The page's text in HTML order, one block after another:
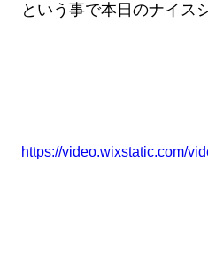
という事で本日のナイス
https://video.wixstatic.com/